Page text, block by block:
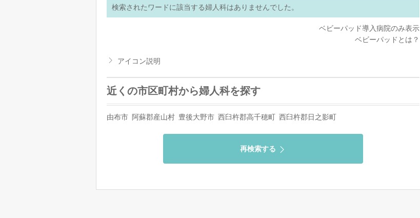
検索されたワードに該当する婦人科はありませんでした。
ベビーパッド導入病院のみ表示
ベビーパッドとは？
アイコン説明
近くの市区町村から婦人科を探す
由布市 阿蘇郡産山村 豊後大野市 西臼杵郡高千穂町 西臼杵郡日之影町
再検索する